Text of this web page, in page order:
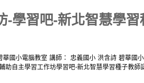
-學習吧-新北智慧學
國小電腦教室 講師： 忠義國小 洪含詩 碧華國
自主學習工作坊學習吧-新北智慧學習種子教師